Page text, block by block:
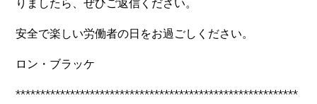
りましたら、ぜひご返信ください。
安全で楽しい労働者の日をお過ごしください。
ロン・ブラッケ
*********************************************************